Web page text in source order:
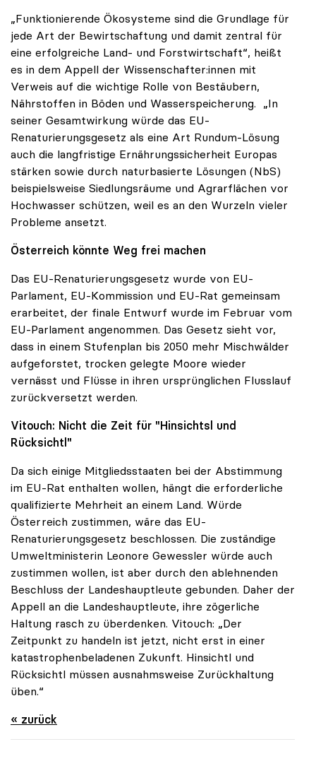
„Funktionierende Ökosysteme sind die Grundlage für
jede Art der Bewirtschaftung und damit zentral für
eine erfolgreiche Land- und Forstwirtschaft“, heißt
es in dem Appell der Wissenschafter:innen mit
Verweis auf die wichtige Rolle von Bestäubern,
Nährstoffen in Böden und Wasserspeicherung. „In
seiner Gesamtwirkung würde das EU-
Renaturierungsgesetz als eine Art Rundum-Lösung
auch die langfristige Ernährungssicherheit Europas
stärken sowie durch naturbasierte Lösungen (NbS)
beispielsweise Siedlungsräume und Agrarflächen vor
Hochwasser schützen, weil es an den Wurzeln vieler
Probleme ansetzt.
Österreich könnte Weg frei machen
Das EU-Renaturierungsgesetz wurde von EU-
Parlament, EU-Kommission und EU-Rat gemeinsam
erarbeitet, der finale Entwurf wurde im Februar vom
EU-Parlament angenommen. Das Gesetz sieht vor,
dass in einem Stufenplan bis 2050 mehr Mischwälder
aufgeforstet, trocken gelegte Moore wieder
vernässt und Flüsse in ihren ursprünglichen Flusslauf
zurückversetzt werden.
Vitouch: Nicht die Zeit für "Hinsichtsl und
Rücksichtl"
Da sich einige Mitgliedsstaaten bei der Abstimmung
im EU-Rat enthalten wollen, hängt die erforderliche
qualifizierte Mehrheit an einem Land. Würde
Österreich zustimmen, wäre das EU-
Renaturierungsgesetz beschlossen. Die zuständige
Umweltministerin Leonore Gewessler würde auch
zustimmen wollen, ist aber durch den ablehnenden
Beschluss der Landeshauptleute gebunden. Daher der
Appell an die Landeshauptleute, ihre zögerliche
Haltung rasch zu überdenken. Vitouch: „Der
Zeitpunkt zu handeln ist jetzt, nicht erst in einer
katastrophenbeladenen Zukunft. Hinsichtl und
Rücksichtl müssen ausnahmsweise Zurückhaltung
üben.“
« zurück